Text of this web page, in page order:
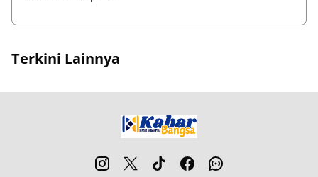
Terkini Lainnya